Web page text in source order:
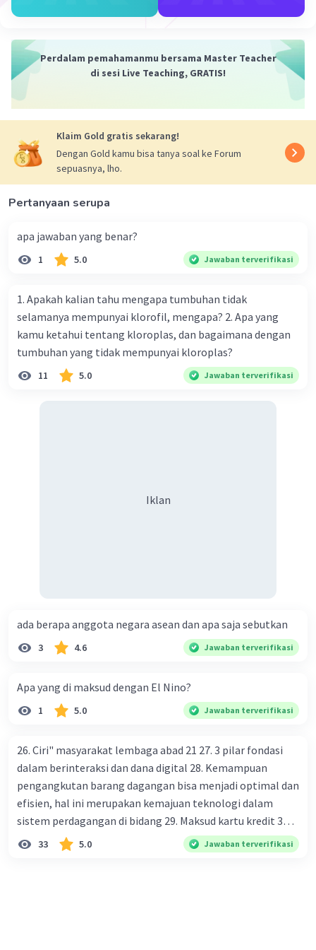
Beri Rating·0.0(0) Balas
Perdalam pemahamanmu bersama Master Teacher
di sesi Live Teaching, GRATIS!
Klaim Gold gratis sekarang!
Dengan Gold kamu bisa tanya soal ke Forum
sepuasnya, lho.
Pertanyaan serupa
apa jawaban yang benar?
1 5.0 Jawaban terverifikasi
1. Apakah kalian tahu mengapa tumbuhan tidak
selamanya mempunyai klorofil, mengapa? 2. Apa yang
kamu ketahui tentang kloroplas, dan bagaimana dengan
tumbuhan yang tidak mempunyai kloroplas?
11 5.0 Jawaban terverifikasi
Iklan
ada berapa anggota negara asean dan apa saja sebutkan
3 4.6 Jawaban terverifikasi
Apa yang di maksud dengan El Nino?
1 5.0 Jawaban terverifikasi
26. Ciri" masyarakat lembaga abad 21 27. 3 pilar fondasi
dalam berinteraksi dan dana digital 28. Kemampuan
pengangkutan barang dagangan bisa menjadi optimal dan
efisien, hal ini merupakan kemajuan teknologi dalam
sistem perdagangan di bidang 29. Maksud kartu kredit 30.
Manfaat penggunaan teknologi informasi di bidang
perdagangan bagi masyarakat 31. Keuntungan
33 5.0 Jawaban terverifikasi